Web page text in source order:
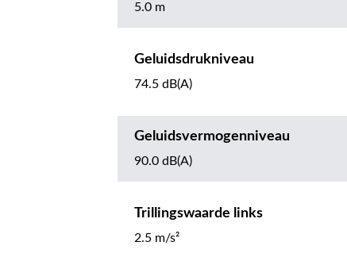
5.0 m
Geluidsdrukniveau
74.5 dB(A)
Geluidsvermogenniveau
90.0 dB(A)
Trillingswaarde links
2.5 m/s²